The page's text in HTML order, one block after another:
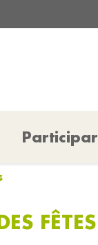
Participar
FÊTES